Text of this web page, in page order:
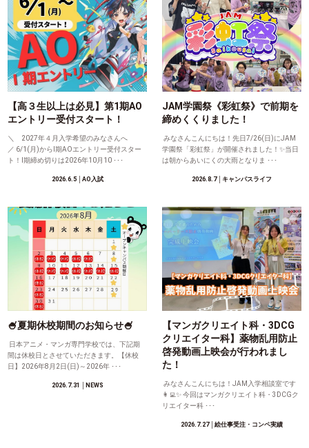
【高３生以上は必見】第1期AO
エントリー受付スタート！
＼ 2027年４月入学希望のみなさんへ
／ 6/1(月)からⅠ期AOエントリー受付スター
ト！Ⅰ期締め切りは2026年10月10 ･･･
2026.6.5│AO入試
JAM学園祭《彩虹祭》で前期を
締めくくりました！
みなさんこんにちは！先日7/26(日)にJAM
学園祭「彩虹祭」が開催されました！✨当日
は朝からあいにくの大雨となりま ･･･
2026.8.7│キャンパスライフ
🍧夏期休校期間のお知らせ🍧
日本アニメ・マンガ専門学校では、下記期
間は休校日とさせていただきます。【休校
日】2026年8月2日(日)～2026年 ･･･
2026.7.31 │NEWS
【マンガクリエイト科・3DCG
クリエイター科】薬物乱用防止
啓発動画上映会が行われまし
た！
みなさんこんにちは！JAM入学相談室です
👩‍💻✨ 今回はマンガクリエイト科・3DCGク
リエイター科 ･･･
2026.7.27│絵仕事受注・コンペ実績